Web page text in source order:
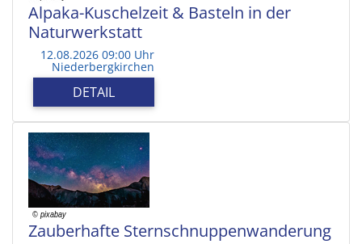
Alpaka-Kuschelzeit & Basteln in der
Naturwerkstatt
12.08.2026 09:00 Uhr
Niederbergkirchen
DETAIL
Zauberhafte Sternschnuppenwanderung